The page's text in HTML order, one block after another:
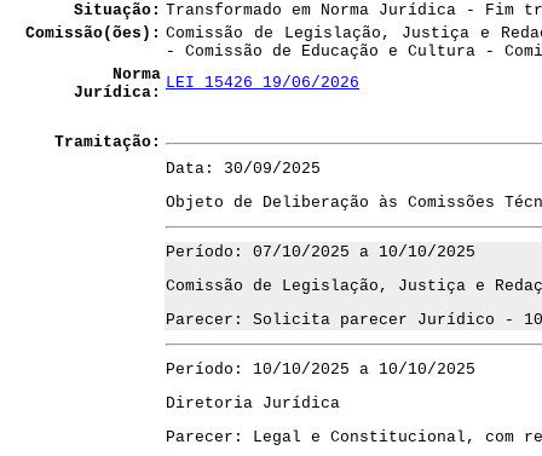
Situação: Transformado em Norma Jurídica - Fim
Comissão(ões): Comissão de Legislação, Justiça e
- Comissão de Educação e Cultura -
Norma
Jurídica:
LEI 15426 19/06/2026
Tramitação:
Data: 30/09/2025
Objeto de Deliberação às Comissões
Período: 07/10/2025 a 10/10/2025
Comissão de Legislação, Justiça e
Parecer: Solicita parecer Jurídico -
Período: 10/10/2025 a 10/10/2025
Diretoria Jurídica
Parecer: Legal e Constitucional, com